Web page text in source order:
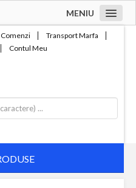
MENIU
Comenzi
Transport Marfa
Contul Meu